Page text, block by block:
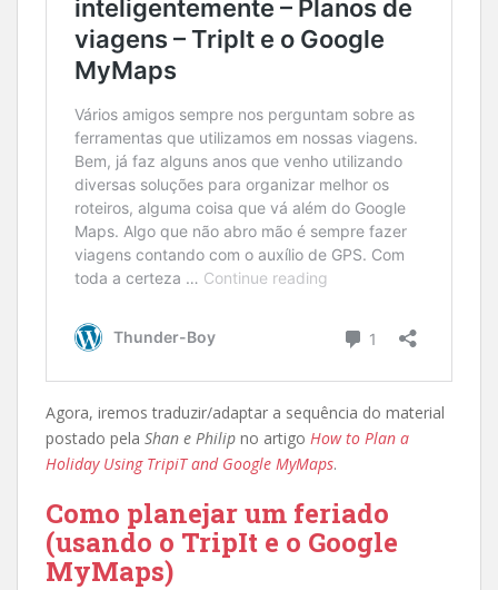
Agora, iremos traduzir/adaptar a sequência do material
postado pela Shan e Philip no artigo How to Plan a
Holiday Using TripiT and Google MyMaps.
Como planejar um feriado
(usando o TripIt e o Google
MyMaps)